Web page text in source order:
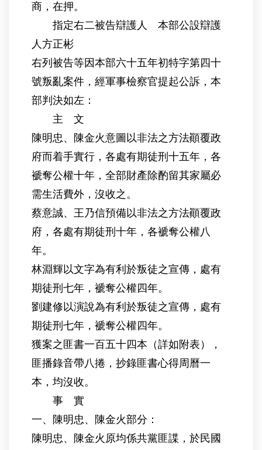
商，在押。
指定右二被告辯護人 本部公設辯護
人方正彬
右列被告等因本部六十五年初特字第四十
號叛亂案件，經軍事檢察官提起公訴，本
部判決如左：
主 文
陳明忠、陳金火意圖以非法之方法顚覆政
府而着手實行，各處有期徒刑十五年，各
褫奪公權十年，全部財產除酌留其家屬必
需生活費外，沒收之。
蔡意誠、王乃信預備以非法之方法顚覆政
府，各處有期徒刑十年，各褫奪公權八
年。
林淵輝以文字為有利於叛徒之宣傳，處有
期徒刑七年，褫奪公權四年。
劉建修以演說為有利於叛徒之宣傳，處有
期徒刑七年，褫奪公權四年。
獲案之匪書一百五十四本（詳如附表），
匪播錄音帶八捲，抄錄匪書心得周曆一
本，均沒收。
事 實
一、陳明忠、陳金火部分：
陳明忠、陳金火原均係共黨匪諜，於民國